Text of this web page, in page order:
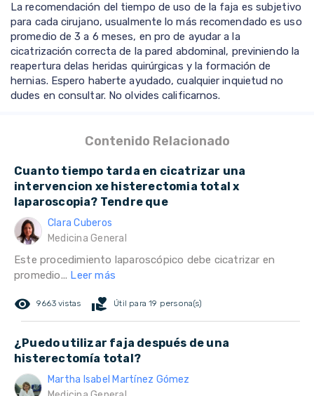
La recomendación del tiempo de uso de la faja es subjetivo
para cada cirujano, usualmente lo más recomendado es uso
promedio de 3 a 6 meses, en pro de ayudar a la
cicatrización correcta de la pared abdominal, previniendo la
reapertura delas heridas quirúrgicas y la formación de
hernias. Espero haberte ayudado, cualquier inquietud no
dudes en consultar. No olvides calificarnos.
Contenido Relacionado
Cuanto tiempo tarda en cicatrizar una
intervencion xe histerectomia total x
laparoscopia? Tendre que
Clara Cuberos
Medicina General
Este procedimiento laparoscópico debe cicatrizar en
promedio... Leer más
remove_red_eye 9663 vistas volunteer_activism Útil para 19 persona(s)
¿Puedo utilizar faja después de una
histerectomía total?
Martha Isabel Martínez Gómez